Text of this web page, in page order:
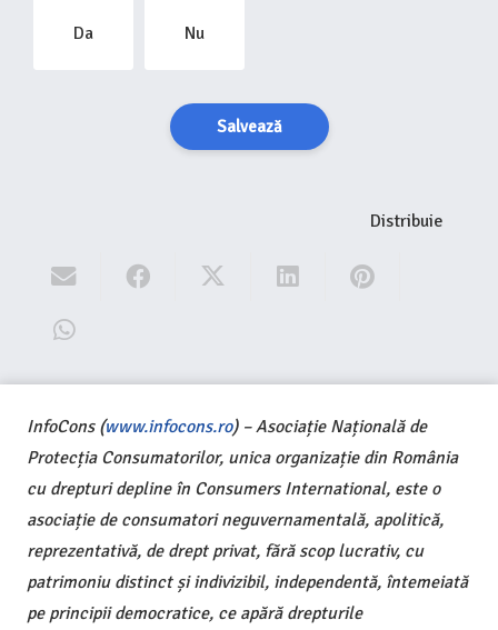
Da Nu
Salvează
Distribuie
InfoCons (www.infocons.ro) – Asociație Națională de
Protecția Consumatorilor, unica organizație din România
cu drepturi depline în Consumers International, este o
asociație de consumatori neguvernamentală, apolitică,
reprezentativă, de drept privat, fără scop lucrativ, cu
patrimoniu distinct și indivizibil, independentă, întemeiată
pe principii democratice, ce apără drepturile